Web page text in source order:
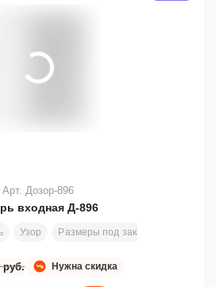
входная Д-896
Узор Размеры под заказ
Арт. Дозор-896
Нужна скидка
руб.